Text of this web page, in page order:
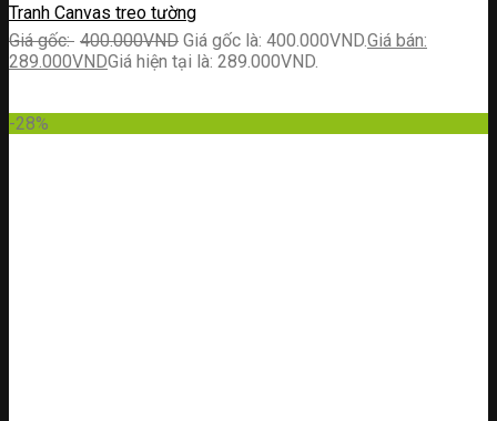
Tranh Canvas treo tường
400.000VND Giá gốc là: 400.000VND.
289.000VNDGiá hiện tại là: 289.000VND.
-28%